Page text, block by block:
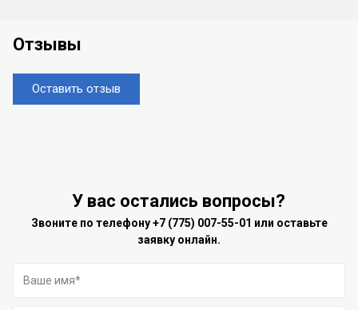
Отзывы
Оставить отзыв
У вас остались вопросы?
Звоните по телефону+7 (775) 007-55-01 или оставьте
заявку онлайн.